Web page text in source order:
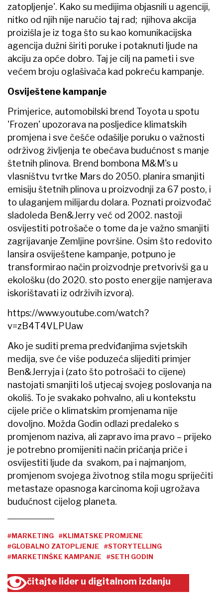
zatopljenje'. Kako su medijima objasnili u agenciji,
nitko od njih nije naručio taj rad; njihova akcija
proizišla je iz toga što su kao komunikacijska
agencija dužni širiti poruke i potaknuti ljude na
akciju za opće dobro. Taj je cilj na pameti i sve
većem broju oglašivača kad pokreću kampanje.
Osviještene kampanje
Primjerice, automobilski brend Toyota u spotu
'Frozen' upozorava na posljedice klimatskih
promjena i sve češće odašilje poruku o važnosti
održivog življenja te obećava budućnost s manje
štetnih plinova. Brend bombona M&M's u
vlasništvu tvrtke Mars do 2050. planira smanjiti
emisiju štetnih plinova u proizvodnji za 67 posto, i
to ulaganjem milijardu dolara. Poznati proizvođač
sladoleda Ben&Jerry već od 2002. nastoji
osvijestiti potrošače o tome da je važno smanjiti
zagrijavanje Zemljine površine. Osim što redovito
lansira osviještene kampanje, potpuno je
transformirao način proizvodnje pretvorivši ga u
ekološku (do 2020. sto posto energije namjerava
iskorištavati iz održivih izvora).
https://www.youtube.com/watch?
v=zB4T4VLPUaw
Ako je suditi prema predviđanjima svjetskih
medija, sve će više poduzeća slijediti primjer
Ben&Jerryja i (zato što potrošači to cijene)
nastojati smanjiti loš utjecaj svojeg poslovanja na
okoliš. To je svakako pohvalno, ali u kontekstu
cijele priče o klimatskim promjenama nije
dovoljno. Možda Godin odlazi predaleko s
promjenom naziva, ali zapravo ima pravo – prijeko
je potrebno promijeniti način pričanja priče i
osvijestiti ljude da svakom, pa i najmanjom,
promjenom svojega životnog stila mogu spriječiti
metastaze opasnoga karcinoma koji ugrožava
budućnost cijelog planeta.
#MARKETING
#KLIMATSKE PROMJENE
#GLOBALNO ZATOPLJENJE
#STORYTELLING
#MARKETINŠKE KAMPANJE
#SETH GODIN
čitajte lider u digitalnom izdanju